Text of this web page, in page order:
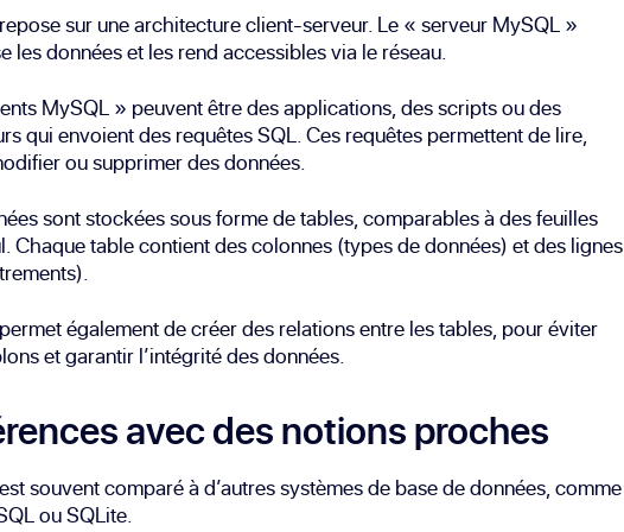
sur une architecture client-serveur. Le « serveur MySQL »
les données et les rend accessibles via le réseau.
MySQL » peuvent être des applications, des scripts ou des
qui envoient des requêtes SQL. Ces requêtes permettent de lire,
ou supprimer des données.
sont stockées sous forme de tables, comparables à des feuilles
Chaque table contient des colonnes (types de données) et des lignes
également de créer des relations entre les tables, pour éviter
et garantir l’intégrité des données.
avec des notions proches
souvent comparé à d’autres systèmes de base de données, comme
ou SQLite.